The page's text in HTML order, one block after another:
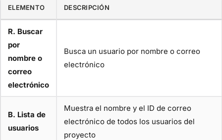
ELEMENTO DESCRIPCIÓN
R. Buscar
por
nombre o
correo
electrónico
Busca un usuario por nombre o correo
electrónico
B. Lista de
usuarios
Muestra el nombre y el ID de correo
electrónico de todos los usuarios del
proyecto